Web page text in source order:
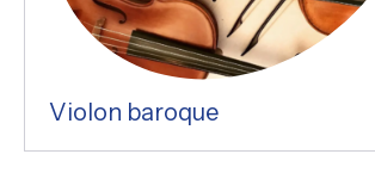
Violon baroque